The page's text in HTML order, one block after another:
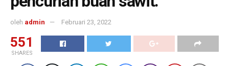
oleh admin Februari 23, 2022
551
SHARES